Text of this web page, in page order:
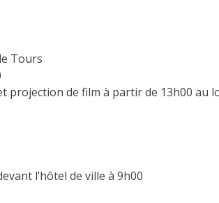
Tours
projection de film à partir de 13h00 au
l’hôtel de ville à 9h00